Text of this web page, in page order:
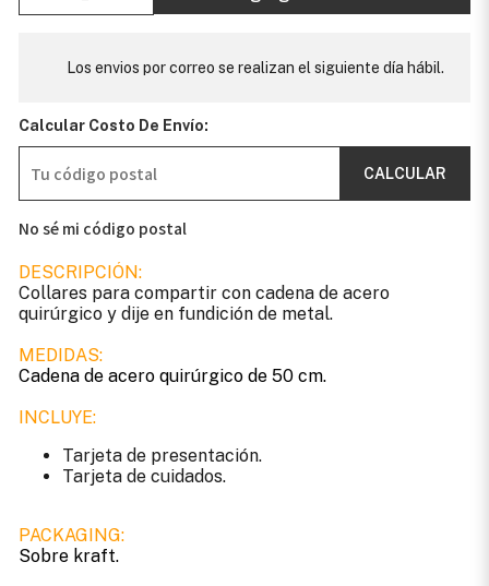
Los envios por correo se realizan el siguiente día hábil.
Calcular Costo De Envío:
CALCULAR
No sé mi código postal
DESCRIPCIÓN:
Collares para compartir con cadena de acero
quirúrgico y dije en fundición de metal.
MEDIDAS:
Cadena de acero quirúrgico de 50 cm.
INCLUYE:
Tarjeta de presentación.
Tarjeta de cuidados.
PACKAGING:
Sobre kraft.